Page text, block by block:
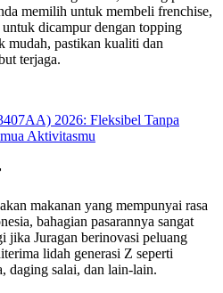
memilih untuk membeli frenchise,
dicampur dengan topping
mudah, pastikan kualiti dan
terjaga.
2026: Fleksibel Tanpa
Aktivitasmu
makanan yang mempunyai rasa
bahagian pasarannya sangat
jika Juragan berinovasi peluang
lidah generasi Z seperti
daging salai, dan lain-lain.